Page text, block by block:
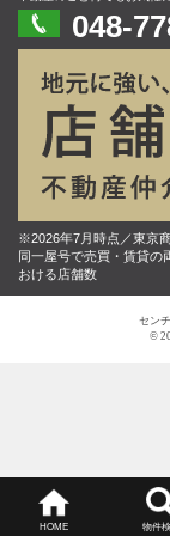
048-
※2026年7月時点／東京
同一屋号で売買・賃貸の
おける店舗数
セン
©
HOME 物件